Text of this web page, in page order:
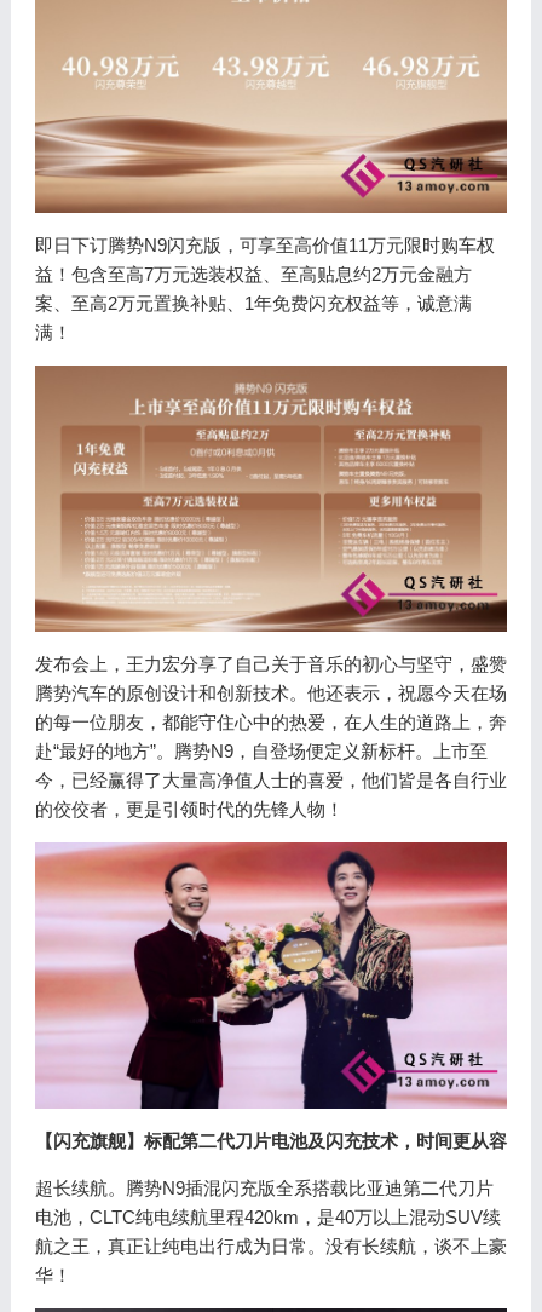
即日下订腾势N9闪充版，可享至高价值11万元限时购车权
益！包含至高7万元选装权益、至高贴息约2万元金融方
案、至高2万元置换补贴、1年免费闪充权益等，诚意满
满！
发布会上，王力宏分享了自己关于音乐的初心与坚守，盛赞
腾势汽车的原创设计和创新技术。他还表示，祝愿今天在场
的每一位朋友，都能守住心中的热爱，在人生的道路上，奔
赴“最好的地方”。腾势N9，自登场便定义新标杆。上市至
今，已经赢得了大量高净值人士的喜爱，他们皆是各自行业
的佼佼者，更是引领时代的先锋人物！
【闪充旗舰】标配第二代刀片电池及闪充技术，时间更从容
超长续航。腾势N9插混闪充版全系搭载比亚迪第二代刀片
电池，CLTC纯电续航里程420km，是40万以上混动SUV续
航之王，真正让纯电出行成为日常。没有长续航，谈不上豪
华！